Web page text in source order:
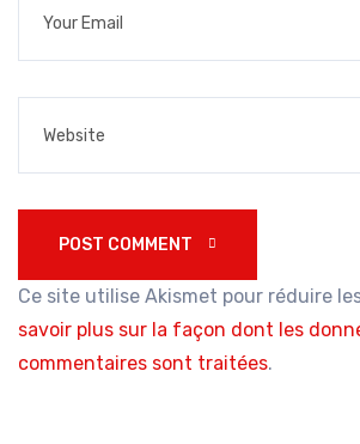
Ce site utilise Akismet pour réduire
savoir plus sur la façon dont les
commentaires sont traitées.